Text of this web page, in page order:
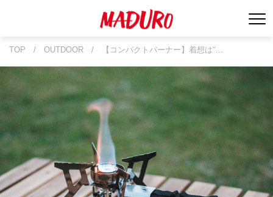
TOP / OUTDOOR / 【コンパクトバーナー】着想は“…